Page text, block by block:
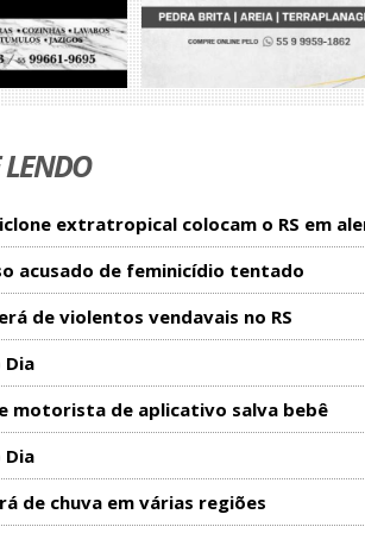
extratropical colocam o RS em
acusado de feminicídio tentado
de violentos vendavais no RS
motorista de aplicativo salva bebê
de chuva em várias regiões